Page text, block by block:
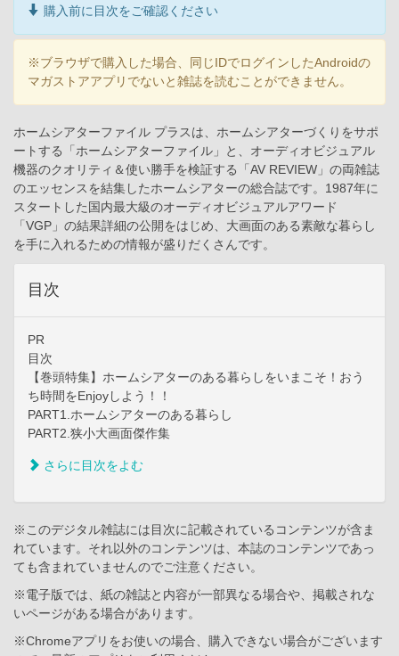
購入前に目次をご確認ください
※ブラウザで購入した場合、同じIDでログインしたAndroidの
マガストアアプリでないと雑誌を読むことができません。
ホームシアターファイル プラスは、ホームシアターづくりをサポ
ートする「ホームシアターファイル」と、オーディオビジュアル
機器のクオリティ＆使い勝手を検証する「AV REVIEW」の両雑誌
のエッセンスを結集したホームシアターの総合誌です。1987年に
スタートした国内最大級のオーディオビジュアルアワード
「VGP」の結果詳細の公開をはじめ、大画面のある素敵な暮らし
を手に入れるための情報が盛りだくさんです。
目次
PR
目次
【巻頭特集】ホームシアターのある暮らしをいまこそ！おう
ち時間をEnjoyしよう！！
PART1.ホームシアターのある暮らし
PART2.狭小大画面傑作集
さらに目次をよむ
※このデジタル雑誌には目次に記載されているコンテンツが含ま
れています。それ以外のコンテンツは、本誌のコンテンツであっ
ても含まれていませんのでご注意ください。
※電子版では、紙の雑誌と内容が一部異なる場合や、掲載されな
いページがある場合があります。
※Chromeアプリをお使いの場合、購入できない場合がございます